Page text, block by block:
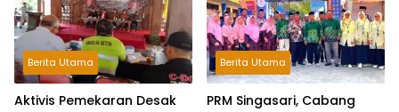
Berita Utama
Aktivis Pemekaran Desak
Berita Utama
PRM Singasari, Cabang